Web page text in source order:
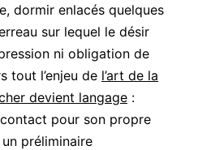
dormir enlacés quelques
sur lequel le désir
ni obligation de
tout l’enjeu de l’art de la
devient langage :
pour son propre
préliminaire